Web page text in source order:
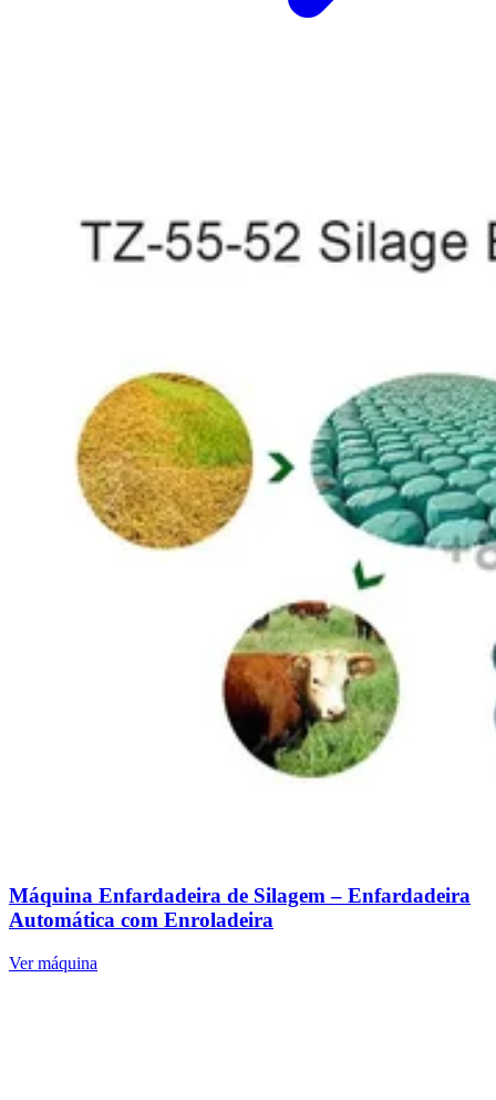
Máquina Enfardadeira de Silagem – Enfardadeira
Automática com Enroladeira
Ver máquina